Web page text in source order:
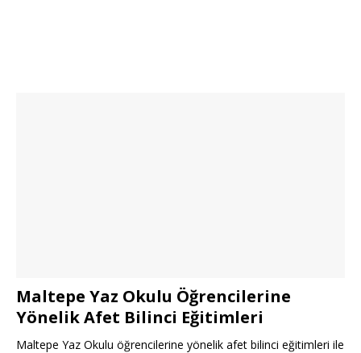
Maltepe Yaz Okulu Öğrencilerine
Yönelik Afet Bilinci Eğitimleri
Maltepe Yaz Okulu öğrencilerine yönelik afet bilinci eğitimleri ile